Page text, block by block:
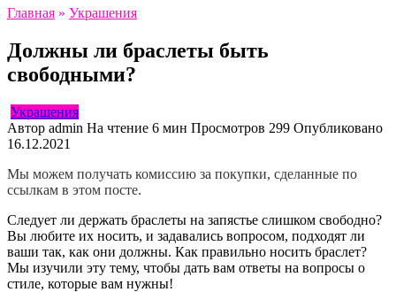
Главная » Украшения
Должны ли браслеты быть
свободными?
Украшения
Автор admin На чтение 6 мин Просмотров 299 Опубликовано
16.12.2021
Мы можем получать комиссию за покупки, сделанные по
ссылкам в этом посте.
Следует ли держать браслеты на запястье слишком свободно?
Вы любите их носить, и задавались вопросом, подходят ли
ваши так, как они должны. Как правильно носить браслет?
Мы изучили эту тему, чтобы дать вам ответы на вопросы о
стиле, которые вам нужны!